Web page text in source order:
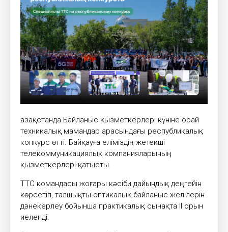
Қазақстанда Байланыс қызметкерлері күніне орай
техникалық мамандар арасындағы республикалық
конкурс өтті. Байқауға еліміздің жетекші
телекоммуникациялық компанияларының
қызметкерлері қатысты.
ТТС командасы жоғары кәсіби дайындық деңгейін
көрсетіп, талшықты-оптикалық байланыс желілерін
дәнекерлеу бойынша практикалық сынақта II орын
иеленді.